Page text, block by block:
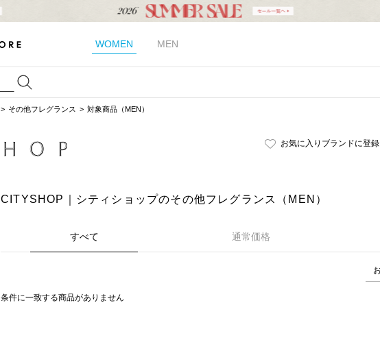
WOMEN MEN
その他フレグランス 対象商品（MEN）
お気に入りブランドに登録
CITYSHOP｜シティショップのその他フレグランス（MEN）
すべて 通常価格
条件に一致する商品がありません